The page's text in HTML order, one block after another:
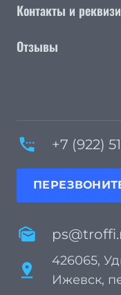
Контакты и
Отзывы
settings_phone +7 (922)
mark_as_unread
pin_drop
426065,
Ижевск,